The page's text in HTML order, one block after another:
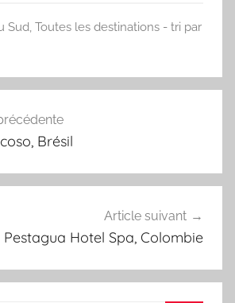
Sud, Toutes les destinations - tri par
Brésil
Article suivant
Pestagua Hotel Spa, Colombie